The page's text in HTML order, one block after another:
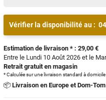
Vérifier la disponibilité au :
Estimation de livraison * : 29,00 €
Entre le Lundi 10 Août 2026 et le
Retrait gratuit en magasin
* Calculée sur une livraison standard à
📦 Livraison en Europe et Dom-Tom